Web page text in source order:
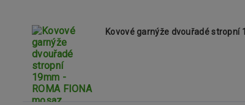
Kovové garnýže dvouřadé stropní